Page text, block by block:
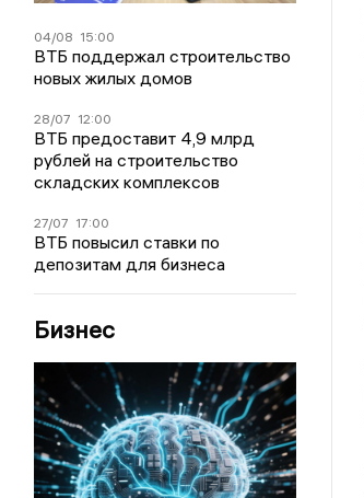
04/08 15:00
ВТБ поддержал строительство
новых жилых домов
28/07 12:00
ВТБ предоставит 4,9 млрд
рублей на строительство
складских комплексов
27/07 17:00
ВТБ повысил ставки по
депозитам для бизнеса
Бизнес